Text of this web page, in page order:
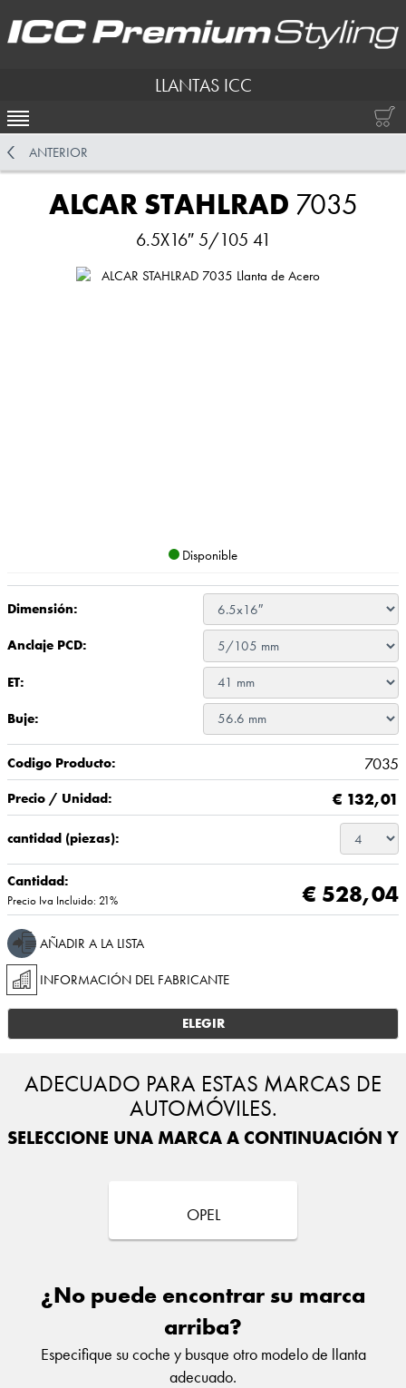
LLANTAS ICC
ACTIVAR NAVEGACIÓN
ANTERIOR
ALCAR STAHLRAD 7035
6.5X16″ 5/105 41
Disponible
Dimensión:
Anclaje PCD:
ET:
Buje:
Codigo Producto: 7035
Precio / Unidad: € 132,01
cantidad (piezas):
Cantidad:
Precio Iva Incluido: 21% € 528,04
AÑADIR A LA LISTA
INFORMACIÓN DEL FABRICANTE
ELEGIR
ADECUADO PARA ESTAS MARCAS DE
AUTOMÓVILES.
SELECCIONE UNA MARCA A CONTINUACIÓN Y
OPEL
¿No puede encontrar su marca
arriba?
Especifique su coche y busque otro modelo de llanta
adecuado.